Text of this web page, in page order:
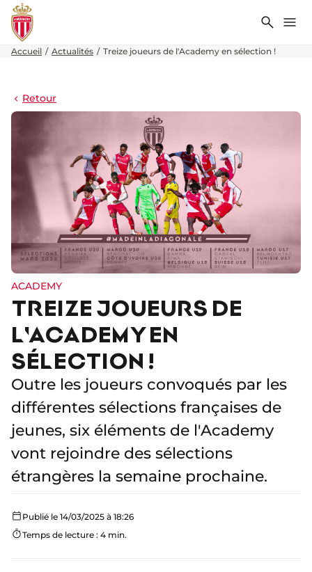
Accueil Actualités Treize joueurs de l'Academy en sélection !
Retour
ACADEMY
TREIZE JOUEURS DE
L'ACADEMY EN
SÉLECTION !
Outre les joueurs convoqués par les
différentes sélections françaises de
jeunes, six éléments de l'Academy
vont rejoindre des sélections
étrangères la semaine prochaine.
Publié le 14/03/2025 à 18:26
Temps de lecture : 4 min.